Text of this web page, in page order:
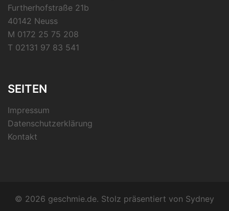
Furtherhofstraße 21b
40142 Neuss
M 0172 25 75 208
T 02131 97 83 541
SEITEN
Impressum
Datenschutzerklärung
Kontakt
© 2026 geschmie.de. Stolz präsentiert von Sydney